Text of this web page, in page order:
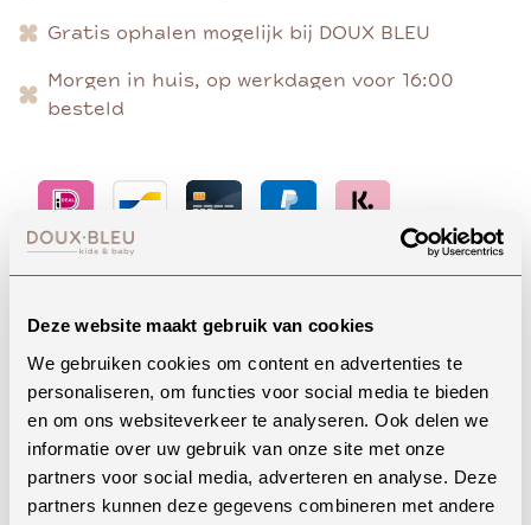
Deze website maakt gebruik van cookies
We gebruiken cookies om content en advertenties te
personaliseren, om functies voor social media te bieden
en om ons websiteverkeer te analyseren. Ook delen we
informatie over uw gebruik van onze site met onze
partners voor social media, adverteren en analyse. Deze
partners kunnen deze gegevens combineren met andere
Gratis ophalen mogelijk bij DOUX BLEU
Morgen in huis, op werkdagen voor 16:00
besteld
Whatsapp